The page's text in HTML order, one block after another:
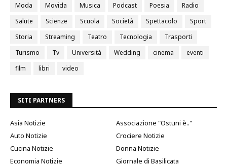
Moda
Movida Musica Podcast Poesia
Radio
Salute
Scienze Scuola Società Spettacolo
Sport
Storia
Streaming Teatro Tecnologia
Trasporti
Turismo
Tv Università Wedding cinema
eventi
film
libri video
SITI PARTNERS
Asia Notizie
Associazione "Ostuni è.."
Auto Notizie
Crociere Notizie
Cucina Notizie
Donna Notizie
Economia Notizie
Giornale di Basilicata